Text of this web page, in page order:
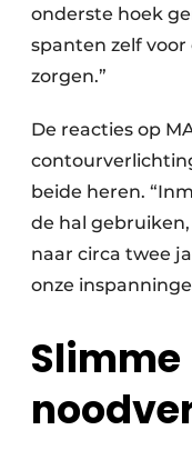
onderste hoek
spanten zelf
zorgen.”
De reacties op
beide heren.
de hal
naar circa twee
onze
Slimme